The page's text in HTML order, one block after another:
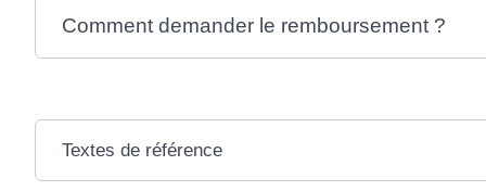
Comment demander le remboursement ?
Textes de référence